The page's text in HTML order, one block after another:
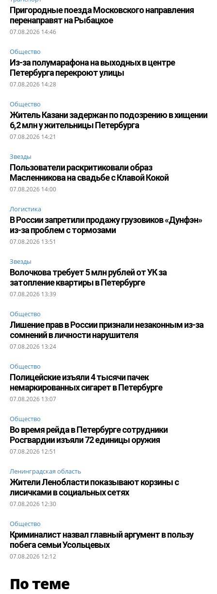
Пригородные поезда Московского направления
перенаправят на Рыбацкое
07.08.2026 14:46
Общество
Из-за полумарафона на выходных в центре
Петербурга перекроют улицы
07.08.2026 14:28
Общество
Житель Казани задержан по подозрению в хищении
6,2 млн у жительницы Петербурга
07.08.2026 14:21
Звезды
Пользователи раскритиковали образ
Масленникова на свадьбе с Клавой Кокой
07.08.2026 14:00
Логистика
В России запретили продажу грузовиков «Дунфэн»
из-за проблем с тормозами
07.08.2026 13:51
Звезды
Волочкова требует 5 млн рублей от УК за
затопление квартиры в Петербурге
07.08.2026 13:39
Общество
Лишение прав в России признали незаконным из-за
сомнений в личности нарушителя
07.08.2026 13:24
Общество
Полицейские изъяли 4 тысячи пачек
немаркированных сигарет в Петербурге
07.08.2026 13:07
Общество
Во время рейда в Петербурге сотрудники
Росгвардии изъяли 72 единицы оружия
07.08.2026 12:51
Ленинградская область
Жители Ленобласти показывают корзины с
лисичками в социальных сетях
07.08.2026 12:30
Общество
Криминалист назвал главный аргумент в пользу
побега семьи Усольцевых
07.08.2026 12:12
По теме